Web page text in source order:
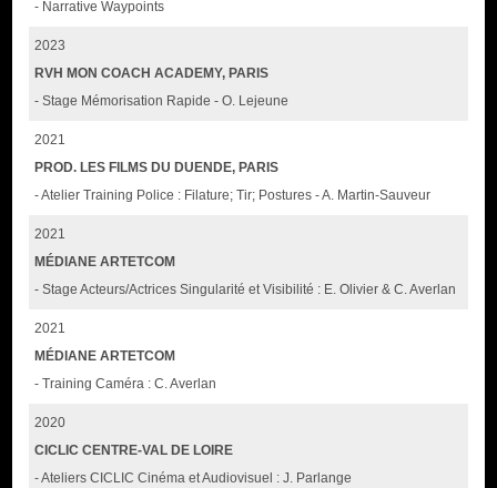
- Narrative Waypoints
2023
RVH MON COACH ACADEMY, PARIS
- Stage Mémorisation Rapide - O. Lejeune
2021
PROD. LES FILMS DU DUENDE, PARIS
- Atelier Training Police : Filature; Tir; Postures - A. Martin-Sauveur
2021
MÉDIANE ARTETCOM
- Stage Acteurs/Actrices Singularité et Visibilité : E. Olivier & C. Averlan
2021
MÉDIANE ARTETCOM
- Training Caméra : C. Averlan
2020
CICLIC CENTRE-VAL DE LOIRE
- Ateliers CICLIC Cinéma et Audiovisuel : J. Parlange